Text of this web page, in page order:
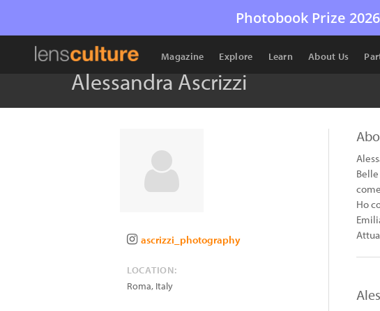
Photobook Prize
Magazine Explore Learn About Us
Alessandra Ascrizzi
ascrizzi_photography
LOCATION:
Roma, Italy
Ho